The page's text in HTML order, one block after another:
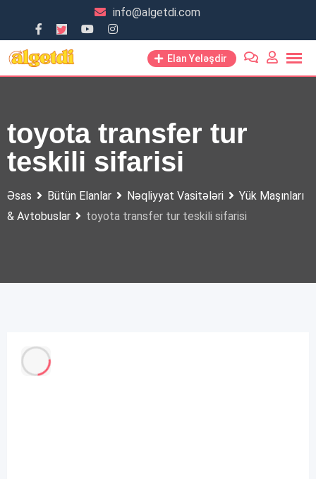
content
info@algetdi.com
Elan Yeləşdir
toyota transfer tur
teskili sifarisi
Əsas Bütün Elanlar Nəqliyyat Vasitələri
Yük Maşınları
& Avtobuslar
toyota transfer tur teskili sifarisi